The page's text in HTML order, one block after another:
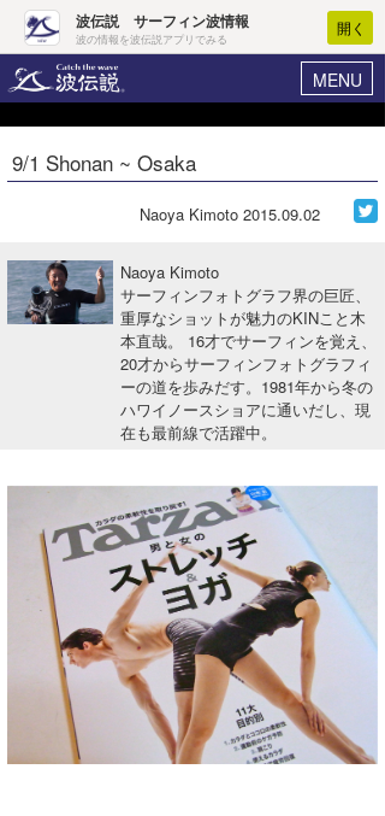
波伝説 サーフィン波情報
波の情報を波伝説アプリでみる
開く
MENU
ヘルプ マイホーム
ログイン
波情報･概況
WAVE HUNTER波予想ツール
会員メニュー
今月のプレゼント
9/1 Shonan ~ Osaka
Naoya Kimoto 2015.09.02
Naoya Kimoto
サーフィンフォトグラフ界の巨匠、
重厚なショットが魅力のKINこと木
本直哉。 16才でサーフィンを覚え、
20才からサーフィンフォトグラフィ
ーの道を歩みだす。1981年から冬の
ハワイノースショアに通いだし、現
在も最前線で活躍中。
Core Surf Japan
ファッション/グッズ
アート＆エンタメ
ショップ情報
湘南
伊豆
千葉南
大阪
お知らせ
その他
ルール＆How to
VOTE!